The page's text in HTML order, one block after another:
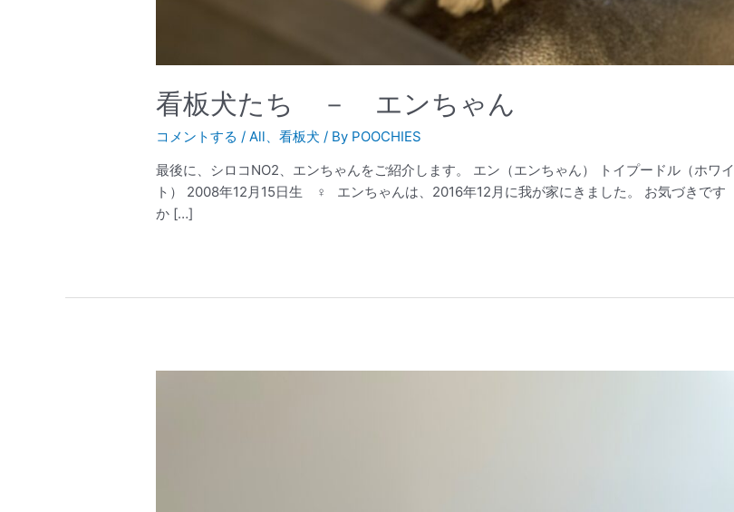
看板犬たち － エンちゃん
コメントする / All 、看板犬 / By POOCHIES
最後に、シロコNO2、エンちゃんをご紹介します。 エン（エンちゃん） トイプードル（ホワイ
ト） 2008年12月15日生 ♀ エンちゃんは、2016年12月に我が家にきました。 お気づきです
か […]